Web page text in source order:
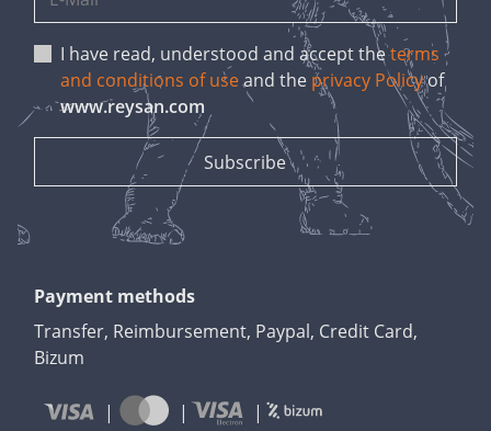
I have read, understood and accept theterms
and conditions of useand the privacy Policyof
www.reysan.com
Payment methods
Transfer, Reimbursement, Paypal, Credit Card,
Bizum